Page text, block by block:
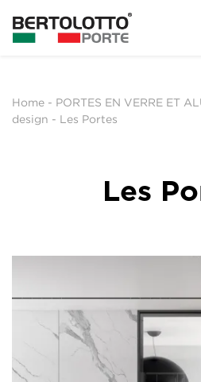
Home - PORTES EN VERRE ET
design - Les Portes
Les